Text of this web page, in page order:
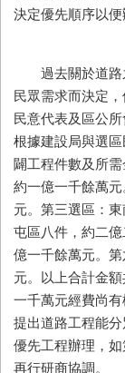
決定優先順序以便
過去關於道路
民眾需求而決定
民意代表及區公
根據建設局與選
闢工程件數及所
約一億一千餘萬
元。第三選區：
屯區八件，約二
億一千餘萬元。
元。以上合計金
一千萬元經費尚
提出道路工程能
優先工程辦理，
再行研商協調。